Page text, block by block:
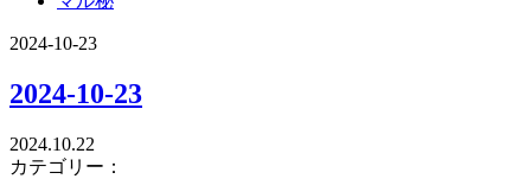
2024-10-23
2024-10-23
2024.10.22
カテゴリー：